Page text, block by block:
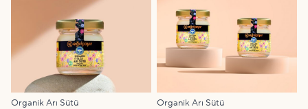
Organik Arı Sütü Organik Arı Sütü